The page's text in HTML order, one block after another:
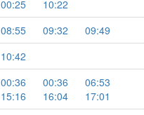
00:25
10:22
08:55 09:32
09:49
10:42
00:36 00:36
06:53
15:16
16:04
17:01